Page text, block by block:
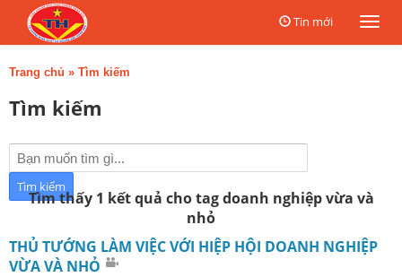
Tin mới
Trang chủ » Tìm kiếm
Tìm kiếm
Tìm thấy 1 kết quả cho tag doanh nghiệp vừa và
nhỏ
THỦ TƯỚNG LÀM VIỆC VỚI HIỆP HỘI DOANH NGHIỆP
VỪA VÀ NHỎ